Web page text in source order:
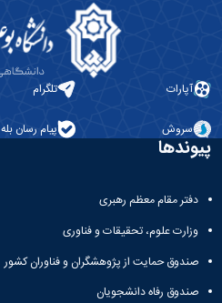
آپارات تلگرام
سروش پیام رسان بله
پیوندها
دفتر مقام معظم رهبری
وزارت علوم، تحقیقات و فناوری
صندوق حمایت از پژوهشگران و فناوران کشور
صندوق رفاه دانشجویان